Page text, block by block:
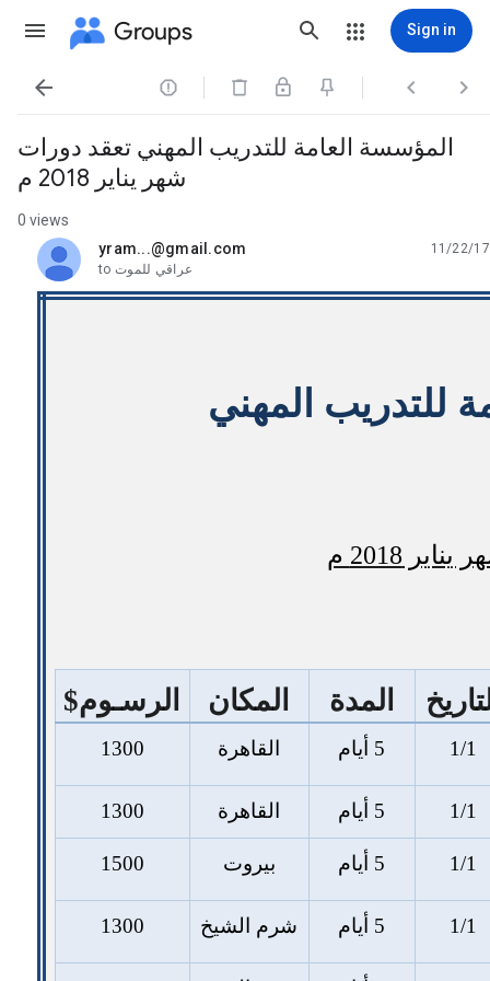
Groups Sign in
   
المؤسسة العامة للتدريب المهني تعقد دورات
شهر يناير 2018 م
0 views
yram...@gmail.com
unread,
11/22/17
to عراقي للموت
للتدريب المهني
2018 م
المدة المكان الرسـوم$
1/1 5 أيام القاهرة 1300
1/1 5 أيام القاهرة 1300
1/1 5 أيام بيروت 1500
1/1 5 أيام شرم الشيخ 1300